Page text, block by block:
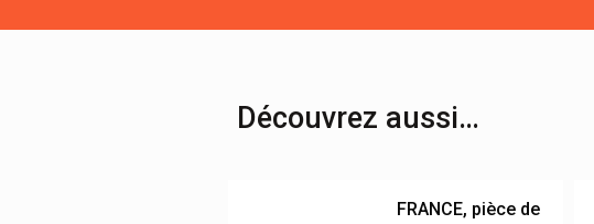
Découvrez aussi…
FRANCE, pièce de